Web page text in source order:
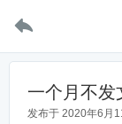

一个月不发
发布于 2020年6月